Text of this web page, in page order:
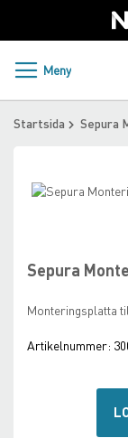
to
Content
PRODUKTER OCH
Meny
Startsida Sepura
Sepura
Monteringsplatta
Artikelnummer:
Skip
of
the
gallery
beginning
of
images